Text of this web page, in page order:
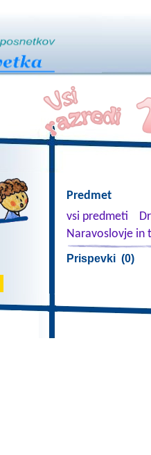
Predmet
vsi predmeti
Naravoslovje in
Prispevki (0)